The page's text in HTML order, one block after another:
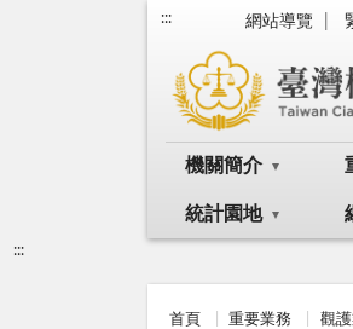
::: 網站導覽
機關簡介
統計園地
:::
首頁 重要業務 觀